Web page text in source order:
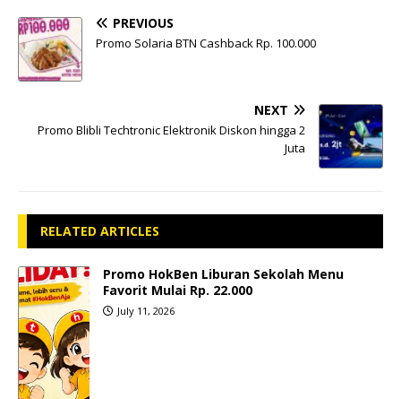
PREVIOUS
Promo Solaria BTN Cashback Rp. 100.000
NEXT
Promo Blibli Techtronic Elektronik Diskon hingga 2
Juta
RELATED ARTICLES
Promo HokBen Liburan Sekolah Menu
Favorit Mulai Rp. 22.000
July 11, 2026